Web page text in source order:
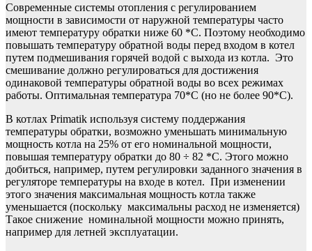
Современные системы отопления с регулированием
мощности в зависимости от наружной температуры часто
имеют температуру обратки ниже 60 *С. Поэтому необходимо
повышать температуру обратной воды перед входом в котел
путем подмешивания горячей водой с выхода из котла. Это
смешивание должно регулироваться для достижения
одинаковой температуры обратной воды во всех режимах
работы. Оптимальная температура 70*С (но не более 90*С).
В котлах Primatik используя систему поддержания
температуры обратки, возможно уменьшать минимальную
мощность котла на 25% от его номинальной мощности,
повышая температуру обратки до 80 ÷ 82 *С. Этого можно
добиться, например, путем регулировки заданного значения в
регуляторе температуры на входе в котел. При изменении
этого значения максимальная мощность котла также
уменьшается (поскольку максимальны расход не изменяется)
Такое снижение номинальной мощности можно принять,
например для летней эксплуатации.